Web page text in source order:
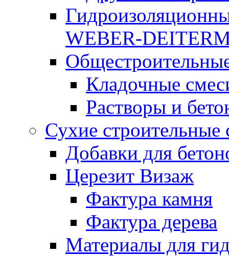
WEBER-
Кладочные
Растворы и
Сухие строительные
Добавки для
Церезит Визаж
Фактура камня
Фактура дерева
Материалы для